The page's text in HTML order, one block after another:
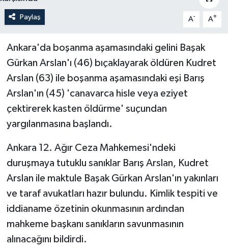
Paylaş A- A+
Ankara'da boşanma aşamasındaki gelini Başak
Gürkan Arslan'ı (46) bıçaklayarak öldüren Kudret
Arslan (63) ile boşanma aşamasındaki eşi Barış
Arslan'ın (45) 'canavarca hisle veya eziyet
çektirerek kasten öldürme' suçundan
yargılanmasına başlandı.
Ankara 12. Ağır Ceza Mahkemesi'ndeki
duruşmaya tutuklu sanıklar Barış Arslan, Kudret
Arslan ile maktule Başak Gürkan Arslan'ın yakınları
ve taraf avukatları hazır bulundu. Kimlik tespiti ve
iddianame özetinin okunmasının ardından
mahkeme başkanı sanıkların savunmasının
alınacağını bildirdi.